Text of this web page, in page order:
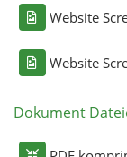
Website
Website
Dokument